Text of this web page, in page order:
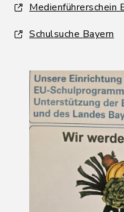
Medienführerschein
Schulsuche Bayern